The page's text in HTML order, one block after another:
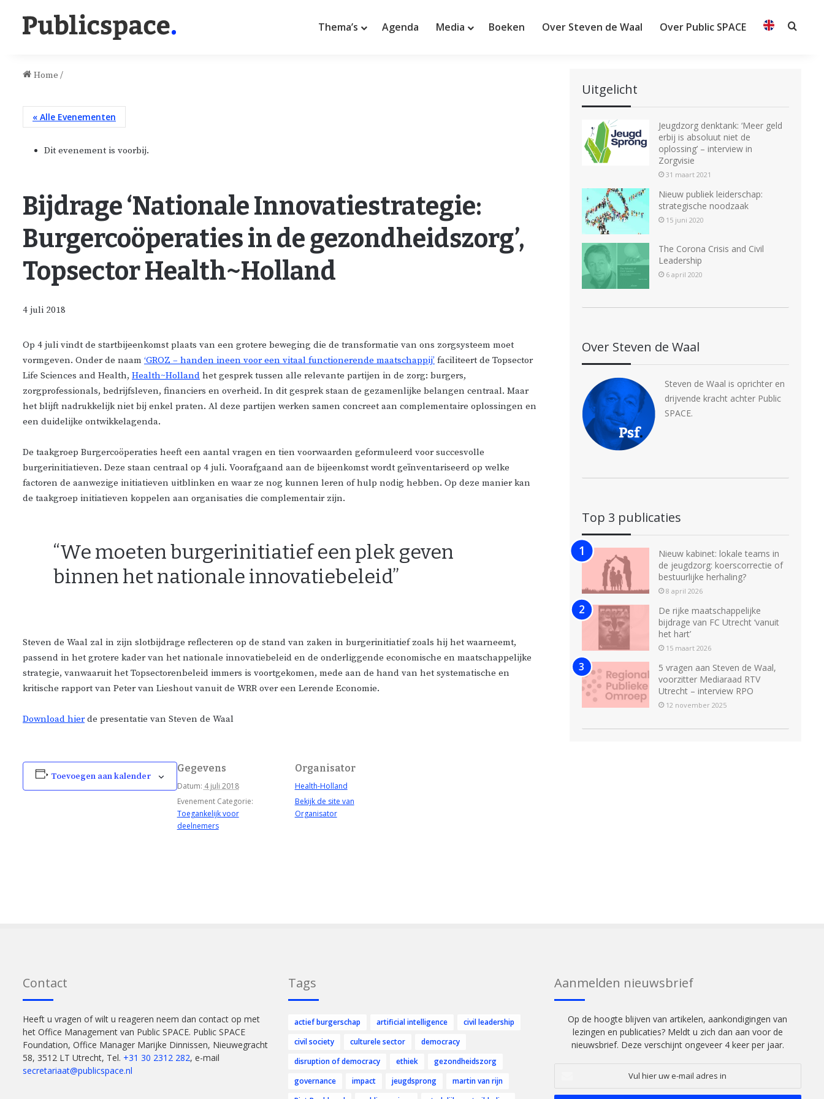
Thema’s Agenda Media Boeken Over Steven de Waal Over Public SPACE
Home /
« Alle Evenementen
Dit evenement is voorbij.
Bijdrage ‘Nationale Innovatiestrategie:
Burgercoöperaties in de gezondheidszorg’,
Topsector Health~Holland
4 juli 2018
Op 4 juli vindt de startbijeenkomst plaats van een grotere beweging die de transformatie van ons zorgsysteem moet
vormgeven. Onder de naam ‘GROZ – handen ineen voor een vitaal functionerende maatschappij’ faciliteert de Topsector
Life Sciences and Health, Health~Holland het gesprek tussen alle relevante partijen in de zorg: burgers,
zorgprofessionals, bedrijfsleven, financiers en overheid. In dit gesprek staan de gezamenlijke belangen centraal. Maar
het blijft nadrukkelijk niet bij enkel praten. Al deze partijen werken samen concreet aan complementaire oplossingen en
een duidelijke ontwikkelagenda.
De taakgroep Burgercoöperaties heeft een aantal vragen en tien voorwaarden geformuleerd voor succesvolle
burgerinitiatieven. Deze staan centraal op 4 juli. Voorafgaand aan de bijeenkomst wordt geïnventariseerd op welke
factoren de aanwezige initiatieven uitblinken en waar ze nog kunnen leren of hulp nodig hebben. Op deze manier kan
de taakgroep initiatieven koppelen aan organisaties die complementair zijn.
“We moeten burgerinitiatief een plek geven
binnen het nationale innovatiebeleid”
Steven de Waal zal in zijn slotbijdrage reflecteren op de stand van zaken in burgerinitiatief zoals hij het waarneemt,
passend in het grotere kader van het nationale innovatiebeleid en de onderliggende economische en maatschappelijke
strategie, vanwaaruit het Topsectorenbeleid immers is voortgekomen, mede aan de hand van het systematische en
kritische rapport van Peter van Lieshout vanuit de WRR over een Lerende Economie.
Download hierde presentatie van Steven de Waal
Toevoegen aan kalender
Gegevens
Datum: 4 juli 2018
Evenement Categorie:
Toegankelijk voor
deelnemers
Organisator
Health-Holland
Bekijk de site van
Organisator
Uitgelicht
Jeugdzorg denktank: ‘Meer geld
erbij is absoluut niet de
oplossing’ – interview in
Zorgvisie
31 maart 2021
Nieuw publiek leiderschap:
strategische noodzaak
15 juni 2020
The Corona Crisis and Civil
Leadership
6 april 2020
Over Steven de Waal
Steven de Waal is oprichter en
drijvende kracht achter Public
SPACE.
Top 3 publicaties
Nieuw kabinet: lokale teams in
de jeugdzorg: koerscorrectie of
bestuurlijke herhaling?
8 april 2026
De rijke maatschappelijke
bijdrage van FC Utrecht ‘vanuit
het hart’
15 maart 2026
5 vragen aan Steven de Waal,
voorzitter Mediaraad RTV
Utrecht – interview RPO
12 november 2025
Contact
Heeft u vragen of wilt u reageren neem dan contact op met
het Office Management van Public SPACE. Public SPACE
Foundation, Office Manager Marijke Dinnissen, Nieuwegracht
58, 3512 LT Utrecht, Tel. +31 30 2312 282, e-mail
secretariaat@publicspace.nl
Tags
actief burgerschap artificial intelligence
civil leadership
civil society
culturele sector
democracy
disruption of democracy
ethiek
gezondheidszorg
governance
impact jeugdsprong
martin van rijn
Aanmelden nieuwsbrief
Op de hoogte blijven van artikelen, aankondigingen van
lezingen en publicaties? Meldt u zich dan aan voor de
nieuwsbrief. Deze verschijnt ongeveer 4 keer per jaar.
uw